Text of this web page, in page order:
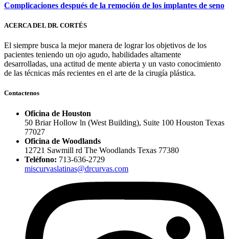
Complicaciones después de la remoción de los implantes de seno
ACERCA DEL DR. CORTÉS
El siempre busca la mejor manera de lograr los objetivos de los
pacientes teniendo un ojo agudo, habilidades altamente
desarrolladas, una actitud de mente abierta y un vasto conocimiento
de las técnicas más recientes en el arte de la cirugía plástica.
Contactenos
Oficina de Houston
50 Briar Hollow ln (West Building), Suite 100 Houston Texas
77027
Oficina de Woodlands
12721 Sawmill rd The Woodlands Texas 77380
Teléfono: 713-636-2729
miscurvaslatinas@drcurvas.com